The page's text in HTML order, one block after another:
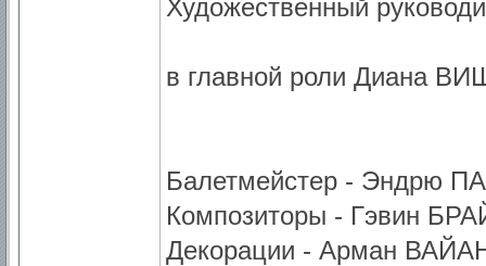
Художественный
в главной роли Диана
Балетмейстер - Эндрю
Композиторы - Гэвин
Декорации - Арман